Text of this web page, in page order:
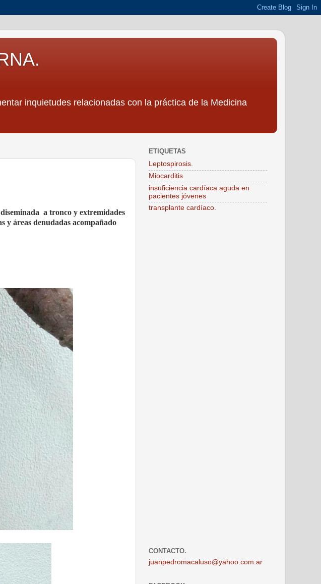
inquietudes relacionadas con la práctica de la Medicina
a tronco y extremidades
y áreas denudadas acompañado
ETIQUETAS
Leptospirosis.
Miocarditis
insuficiencia cardíaca aguda en
pacientes jóvenes
transplante cardíaco.
CONTACTO.
juanpedromacaluso@yahoo.com.ar